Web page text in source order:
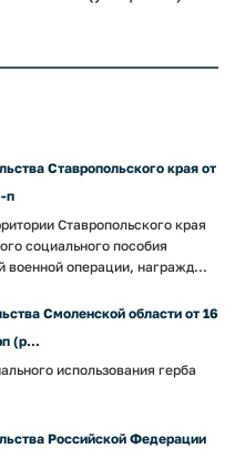
Ставропольского края от
п
Ставропольского края
социального пособия
военной операции, награжд...
Смоленской области от 16
(р...
использования герба
Российской Федерации